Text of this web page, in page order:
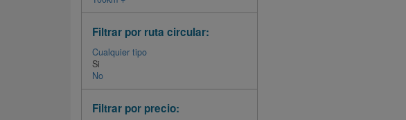
Filtrar por ruta circular:
Cualquier tipo
Si
No
Filtrar por precio: